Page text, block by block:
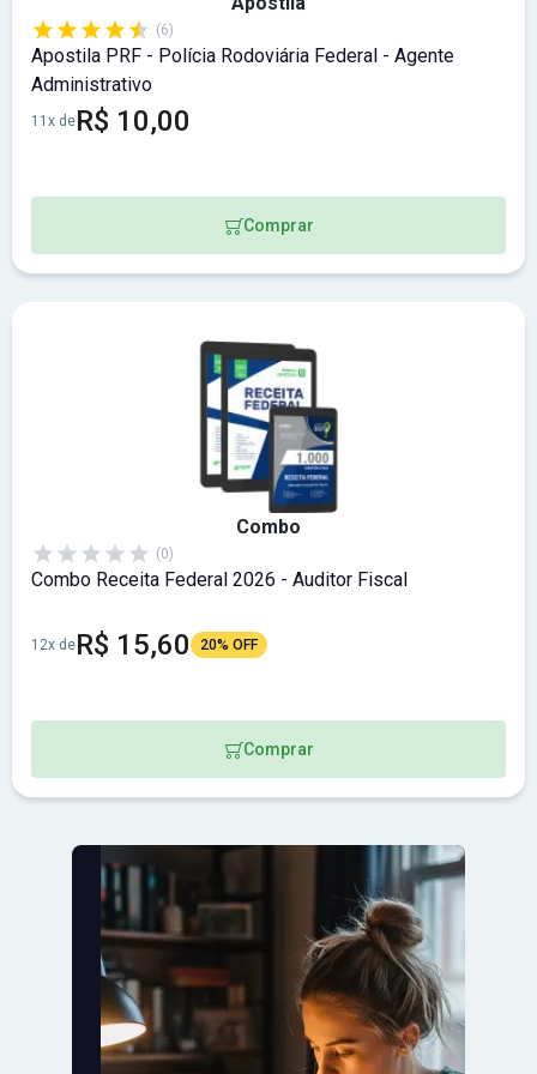
(6)
Apostila PRF - Polícia Rodoviária Federal - Agente
Administrativo
11x deR$ 10,00
Comprar
Combo
(0)
Combo Receita Federal 2026 - Auditor Fiscal
12x deR$ 15,60 20% OFF
Comprar